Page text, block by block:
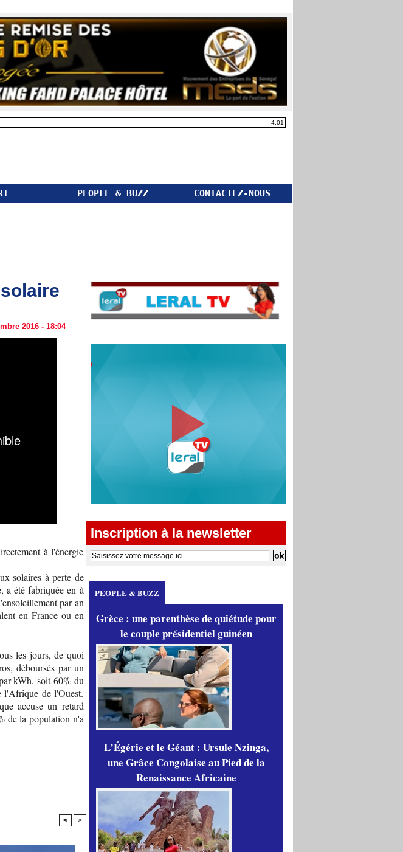
4:01
PEOPLE & BUZZ CONTACTEZ-NOUS
2016 - 18:04
à l'énergie
solaires à perte de
a été fabriquée en à
par an
en France ou en
les jours, de quoi
déboursés par un
kWh, soit 60% du
l'Afrique de l'Ouest.
accuse un retard
de la population n'a
< >
Inscription à la newsletter
PEOPLE & BUZZ
Grèce : une parenthèse de quiétude pour
le couple présidentiel guinéen
L’Égérie et le Géant : Ursule Nzinga,
une Grâce Congolaise au Pied de la
Renaissance Africaine